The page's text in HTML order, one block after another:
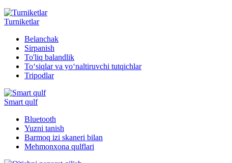
Turniketlar
Belanchak
Sirpanish
To'liq balandlik
To‘siqlar va yo‘naltiruvchi tutqichlar
Tripodlar
Smart qulf
Bluetooth
Yuzni tanish
Barmoq izi skaneri bilan
Mehmonxona qulflari